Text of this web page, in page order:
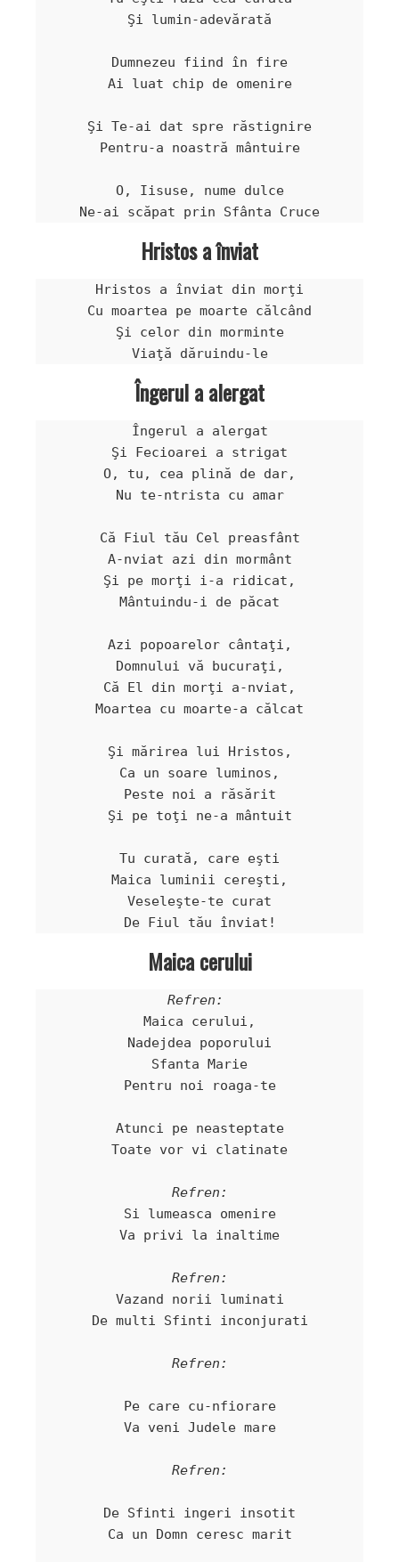
Şi lumin-adevărată
Dumnezeu fiind în fire
Ai luat chip de omenire
Şi Te-ai dat spre răstignire
Pentru-a noastră mântuire
O, Iisuse, nume dulce
Hristos a înviat
Hristos a înviat din morţi
Cu moartea pe moarte călcând
Şi celor din morminte
Viaţă dăruindu-le
Îngerul a alergat
Îngerul a alergat
Şi Fecioarei a strigat
O, tu, cea plină de dar,
Nu te-ntrista cu amar
Că Fiul tău Cel preasfânt
A-nviat azi din mormânt
Şi pe morţi i-a ridicat,
Mântuindu-i de păcat
Azi popoarelor cântaţi,
Domnului vă bucuraţi,
Că El din morţi a-nviat,
Moartea cu moarte-a călcat
Şi mărirea lui Hristos,
Ca un soare luminos,
Peste noi a răsărit
Şi pe toţi ne-a mântuit
Tu curată, care eşti
Maica luminii cereşti,
Veseleşte-te curat
Maica cerului
Refren:
Maica cerului,
Nadejdea poporului
Sfanta Marie
Pentru noi roaga-te
Atunci pe neasteptate
Toate vor vi clatinate
Refren:
Si lumeasca omenire
Va privi la inaltime
Refren:
Vazand norii luminati
De multi Sfinti inconjurati
Pe care cu-nfiorare
Va veni Judele mare
De Sfinti ingeri insotit
Ca un Domn ceresc marit